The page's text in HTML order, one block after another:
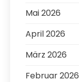
Mai 2026
April 2026
März 2026
Februar 2026